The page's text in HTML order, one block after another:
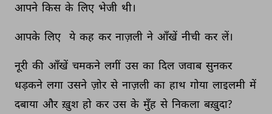
आपने किस के लिए भेजी थी।
आपके लिए ये कह कर नाज़ली ने आँखें नीची कर लें।
नूरी की आँखें चमकने लगीं उस का दिल जवाब सुनकर
धड़कने लगा उसने ज़ोर से नाज़ली का हाथ गोया लाइलमी में
दबाया और ख़ुश हो कर उस के मुँह से निकला बख़ुदा?